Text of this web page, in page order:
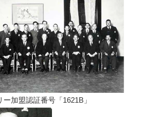
加盟認証番号「1621B」